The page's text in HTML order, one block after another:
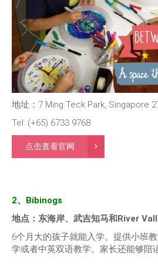
地址：7 Ming Teck Park, Singapore
Tel: (+65) 6733 9768
点击查看官网
2、Bibinogs
地点：东海岸、武吉知马和River
6个月大的孩子就能入学。提供小班
学或者中英双语教学。家长还能够陪